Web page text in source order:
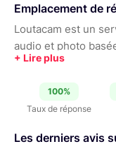
Emplacement de
Loutacam est un
audio et photo
dans vos projets et
100%
Taux de réponse
Les derniers avis